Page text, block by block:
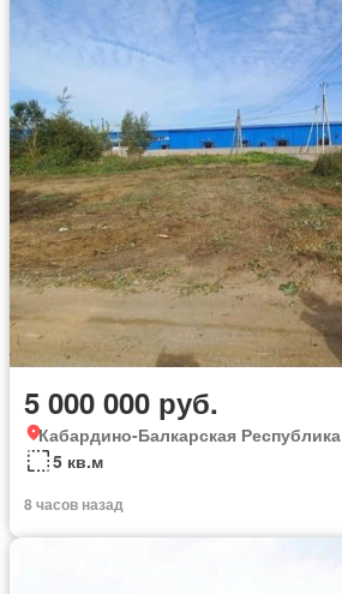
5 000 000 руб.
Кабардино-Балкарская Республика
5 кв.м
8 часов назад